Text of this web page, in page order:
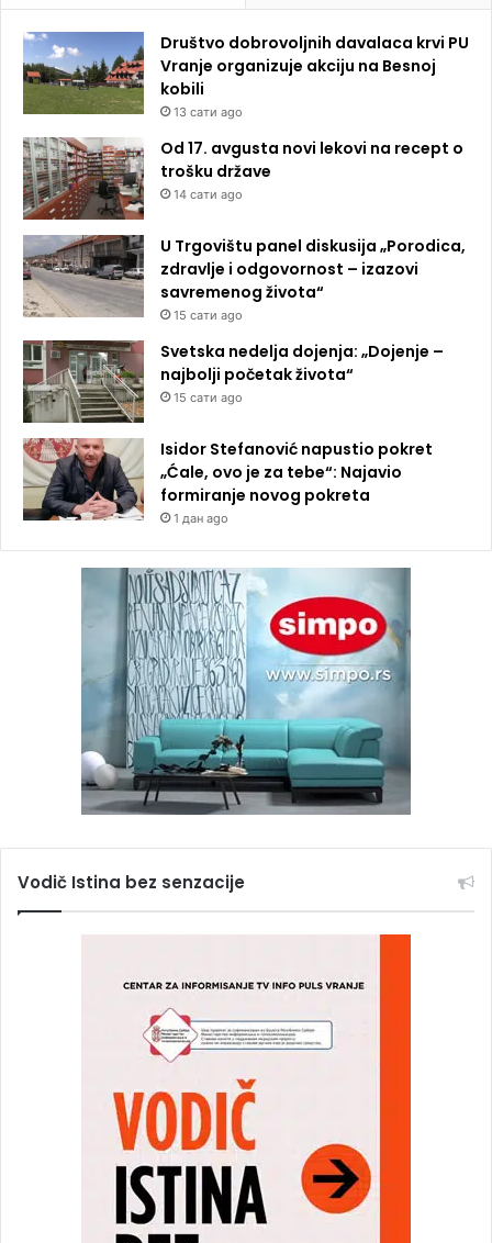
Društvo dobrovoljnih davalaca krvi PU
Vranje organizuje akciju na Besnoj
kobili
13 сати ago
Od 17. avgusta novi lekovi na recept o
trošku države
14 сати ago
U Trgovištu panel diskusija „Porodica,
zdravlje i odgovornost – izazovi
savremenog života“
15 сати ago
Svetska nedelja dojenja: „Dojenje –
najbolji početak života“
15 сати ago
Isidor Stefanović napustio pokret
„Ćale, ovo je za tebe“: Najavio
formiranje novog pokreta
1 дан ago
Vodič Istina bez senzacije